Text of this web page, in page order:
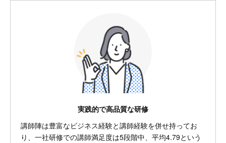
実践的で高品質な研修
講師陣は豊富なビジネス経験と講師経験を併せ持ってお
り、一社研修での講師満足度は5段階中、平均4.79という